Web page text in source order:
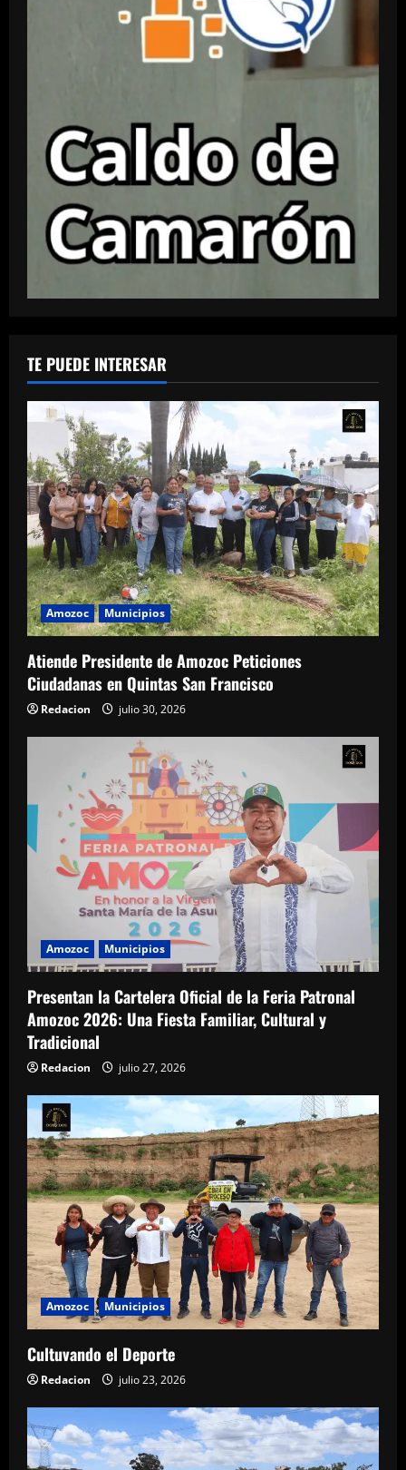
TE PUEDE INTERESAR
Amozoc Municipios
Atiende Presidente de Amozoc Peticiones
Ciudadanas en Quintas San Francisco
Redacion julio 30, 2026
Amozoc Municipios
Presentan la Cartelera Oficial de la Feria Patronal
Amozoc 2026: Una Fiesta Familiar, Cultural y
Tradicional
Redacion julio 27, 2026
Amozoc Municipios
Cultuvando el Deporte
Redacion julio 23, 2026